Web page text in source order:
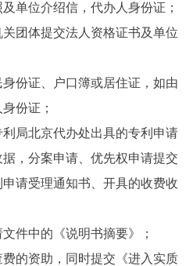
单位介绍信，代办人身份证；
团体提交法人资格证书及单位
份证、户口簿或居住证，如由
份证；
局北京代办处出具的专利申请
，分案申请、优先权申请提交
请受理通知书、开具的收费收
件中的《说明书摘要》；
的资助，同时提交《进入实质